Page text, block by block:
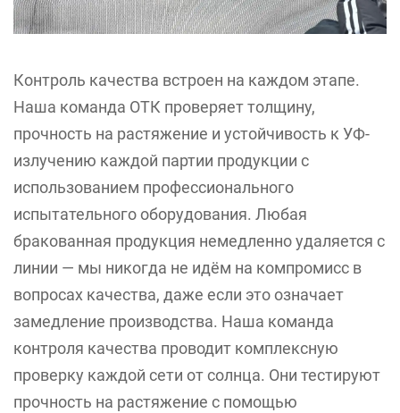
Контроль качества встроен на каждом этапе.
Наша команда ОТК проверяет толщину,
прочность на растяжение и устойчивость к УФ-
излучению каждой партии продукции с
использованием профессионального
испытательного оборудования. Любая
бракованная продукция немедленно удаляется с
линии — мы никогда не идём на компромисс в
вопросах качества, даже если это означает
замедление производства. Наша команда
контроля качества проводит комплексную
проверку каждой сети от солнца. Они тестируют
прочность на растяжение с помощью